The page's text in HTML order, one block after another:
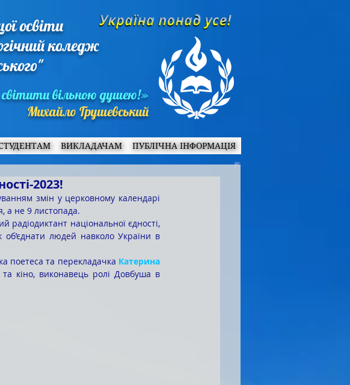
освіти
коледж
вільною душею!»
Михайло Грушевський
ВИКЛАДАЧАМ ПУБЛІЧНА ІНФОРМАЦІЯ
2023!
а не 9 листопада.
об’єднати людей навколо України в
поетеса та перекладачка Катерина
та кіно, виконавець ролі Довбуша в